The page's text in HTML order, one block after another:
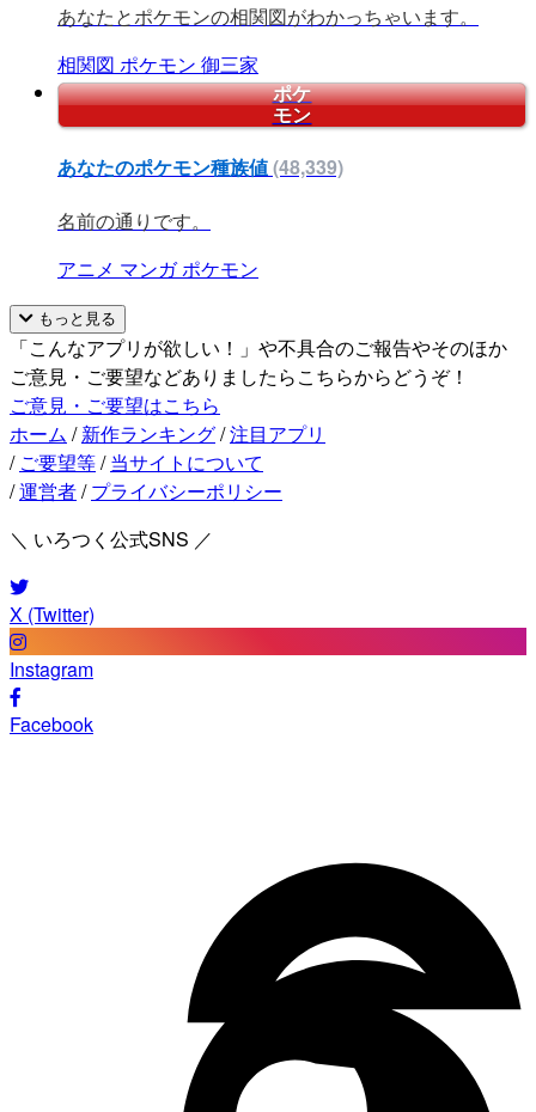
あなたとポケモンの相関図がわかっちゃいます。
相関図 ポケモン 御三家
ポケ
モン
あなたのポケモン種族値(48,339)
名前の通りです。
アニメ マンガポケモン
もっと見る
「こんなアプリが欲しい！」や不具合のご報告やそのほか
ご意見・ご要望などありましたらこちらからどうぞ！
ご意見・ご要望はこちら
ホーム / 新作ランキング/注目アプリ
/ ご要望等/ 当サイトについて
/運営者/ プライバシーポリシー
＼ いろつく公式SNS ／
X (Twitter)
Instagram
Facebook